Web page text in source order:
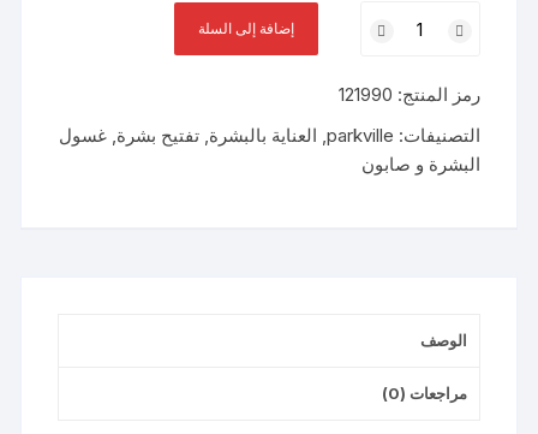
STARVILLE
CLEANSER
400ML
إضافة إلى السلة
رمز المنتج: 121990
التصنيفات: parkville
, العناية بالبشرة,تفتيح بشرة,غسول
البشرة و صابون
الوصف
مراجعات (0)